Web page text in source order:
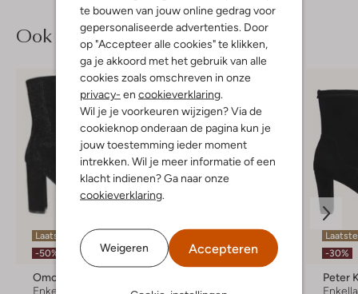
te bouwen van jouw online gedrag voor
gepersonaliseerde advertenties. Door
op "Accepteer alle cookies" te klikken,
ga je akkoord met het gebruik van alle
cookies zoals omschreven in onze
privacy- en cookieverklaring
Wil je je voorkeuren wijzigen? Via de
cookieknop onderaan de pagina kun je
jouw toestemming ieder moment
intrekken. Wil je meer informatie of een
klacht indienen? Ga naar onze
cookieverklaring
Weigeren Accepteren
Ook iets voor jou?
Laatste maten
-50%
Omoda
Enkellaarsjes
-30%
Enkellaarsjes
-30%
Peter